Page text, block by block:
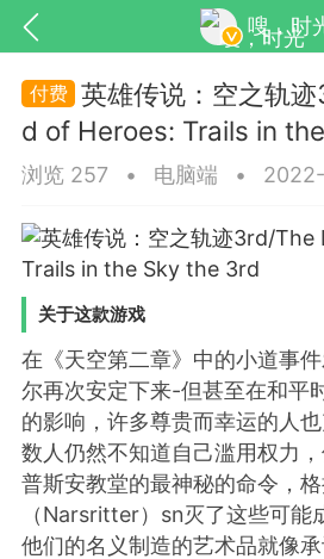
嗖，时
基于wordpress开发
更新 商城
英雄传说：空之轨
d of Heroes: Trails in
浏览 257 • 电脑端 •
关于这款游戏
在《天空第二章》中的小道事
尔再次安定下来-但甚至在和平
的影响，许多尊贵而幸运的人
数人仍然不知道自己滥用权力
普斯安教堂的最神秘的命令，
（Narsritter）sn灭了这些可能
他们的名义制造的艺术品就像